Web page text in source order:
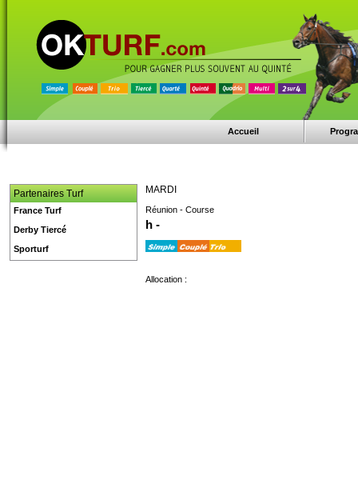
Accueil
MARDI
Réunion - Course
h -
Allocation :
Partenaires Turf
France Turf
Derby Tiercé
Sporturf